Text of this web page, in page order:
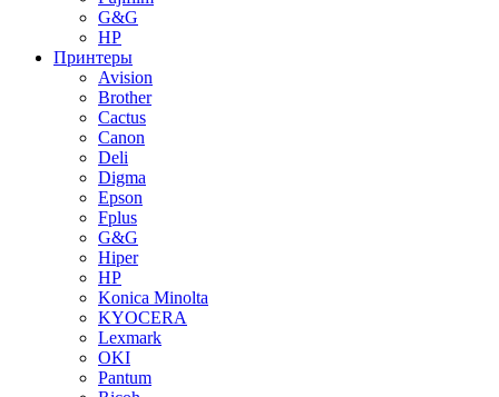
G&G
HP
Принтеры
Avision
Brother
Cactus
Canon
Deli
Digma
Epson
Fplus
G&G
Hiper
HP
Konica Minolta
KYOCERA
Lexmark
OKI
Pantum